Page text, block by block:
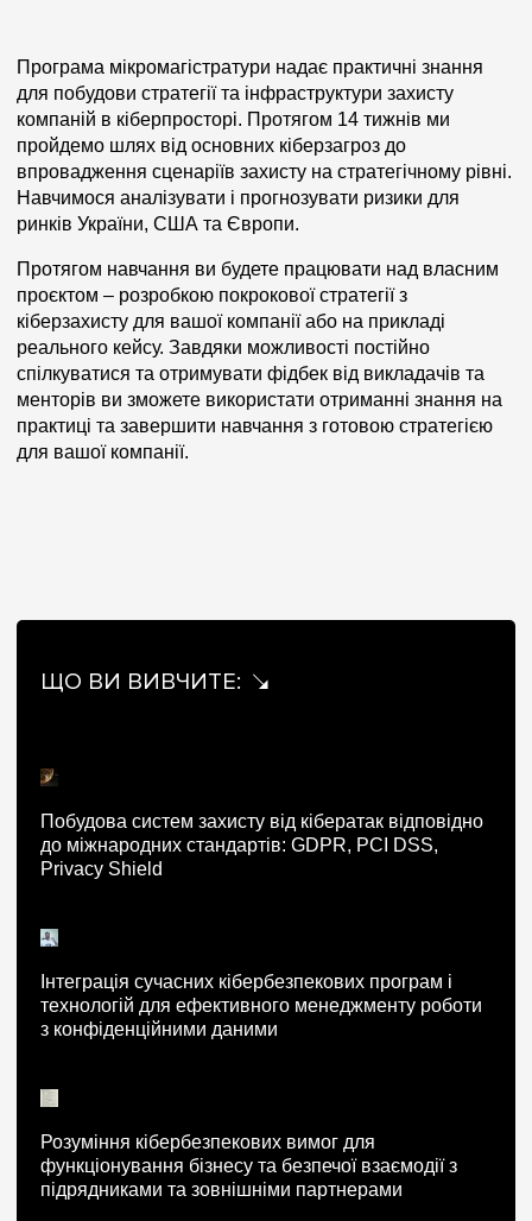
Програма мікромагістратури надає практичні знання
для побудови стратегії та інфраструктури захисту
компаній в кіберпросторі. Протягом 14 тижнів ми
пройдемо шлях від основних кіберзагроз до
впровадження сценаріїв захисту на стратегічному рівні.
Навчимося аналізувати і прогнозувати ризики для
ринків України, США та Європи.
Протягом навчання ви будете працювати над власним
проєктом – розробкою покрокової стратегії з
кіберзахисту для вашої компанії або на прикладі
реального кейсу. Завдяки можливості постійно
спілкуватися та отримувати фідбек від викладачів та
менторів ви зможете використати отриманні знання на
практиці та завершити навчання з готовою стратегією
для вашої компанії.
ЩО ВИ ВИВЧИТЕ:
Побудова систем захисту від кібератак відповідно
до міжнародних стандартів: GDPR, PCI DSS,
Privacy Shield
Інтеграція сучасних кібербезпекових програм і
технологій для ефективного менеджменту роботи
з конфіденційними даними
Розуміння кібербезпекових вимог для
функціонування бізнесу та безпечої взаємодії з
підрядниками та зовнішніми партнерами